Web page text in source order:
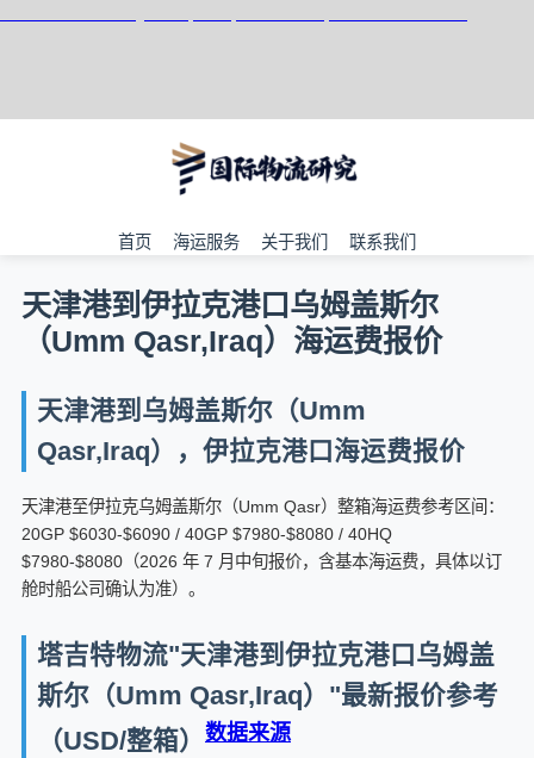
首页 海运服务 关于我们 联系我们
天津港到伊拉克港口乌姆盖斯尔
（Umm Qasr,Iraq）海运费报价
天津港到乌姆盖斯尔（Umm
Qasr,Iraq），伊拉克港口海运费报价
天津港至伊拉克乌姆盖斯尔（Umm Qasr）整箱海运费参考区间：
20GP $6030-$6090 / 40GP $7980-$8080 / 40HQ
$7980-$8080（2026 年 7 月中旬报价，含基本海运费，具体以订
舱时船公司确认为准）。
塔吉特物流"天津港到伊拉克港口乌姆盖
斯尔（Umm Qasr,Iraq）"最新报价参考
（USD/整箱）
数据来源